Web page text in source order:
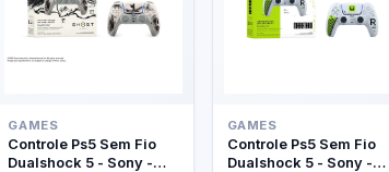
GAMES
Controle Ps5 Sem Fio
Dualshock 5 - Sony -
GAMES
Controle Ps5 Sem Fio
Dualshock 5 - Sony -